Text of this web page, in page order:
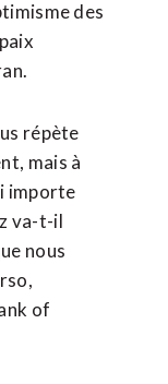
des
répète
mais à
importe
va-t-il
nous
of